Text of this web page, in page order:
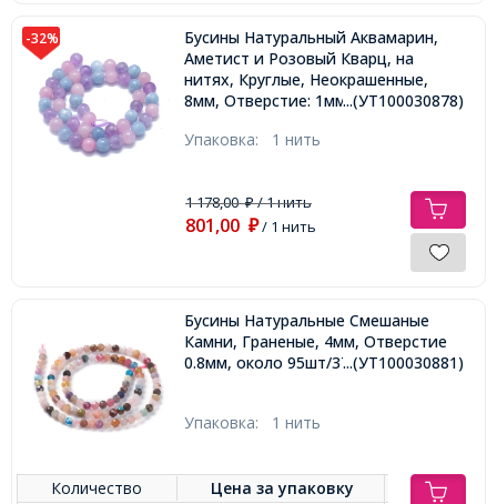
-32%
Бусины Натуральный Аквамарин,
Аметист и Розовый Кварц, на
нитях, Круглые, Неокрашенные,
8мм, Отверстие: 1мм, около...(УТ100030878)
Упаковка: 1 нить
1 178,00₽/ 1 нить
801,00 ₽/ 1 нить
Бусины Натуральные Смешаные
Камни, Граненые, 4мм, Отверстие
0.8мм, около 95шт/37см/нить,
...(УТ100030881)
Упаковка: 1 нить
Количество Цена заупаковку